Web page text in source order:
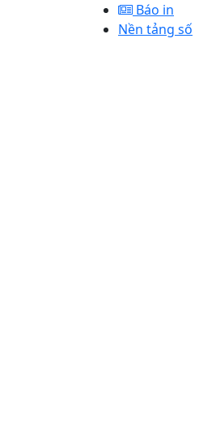
Báo in
Nền tảng số